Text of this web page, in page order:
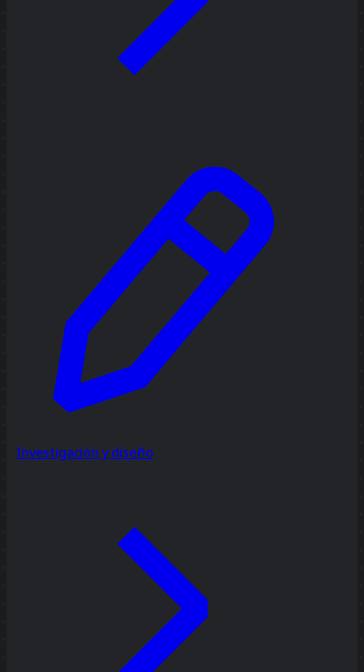
Investigación y diseño